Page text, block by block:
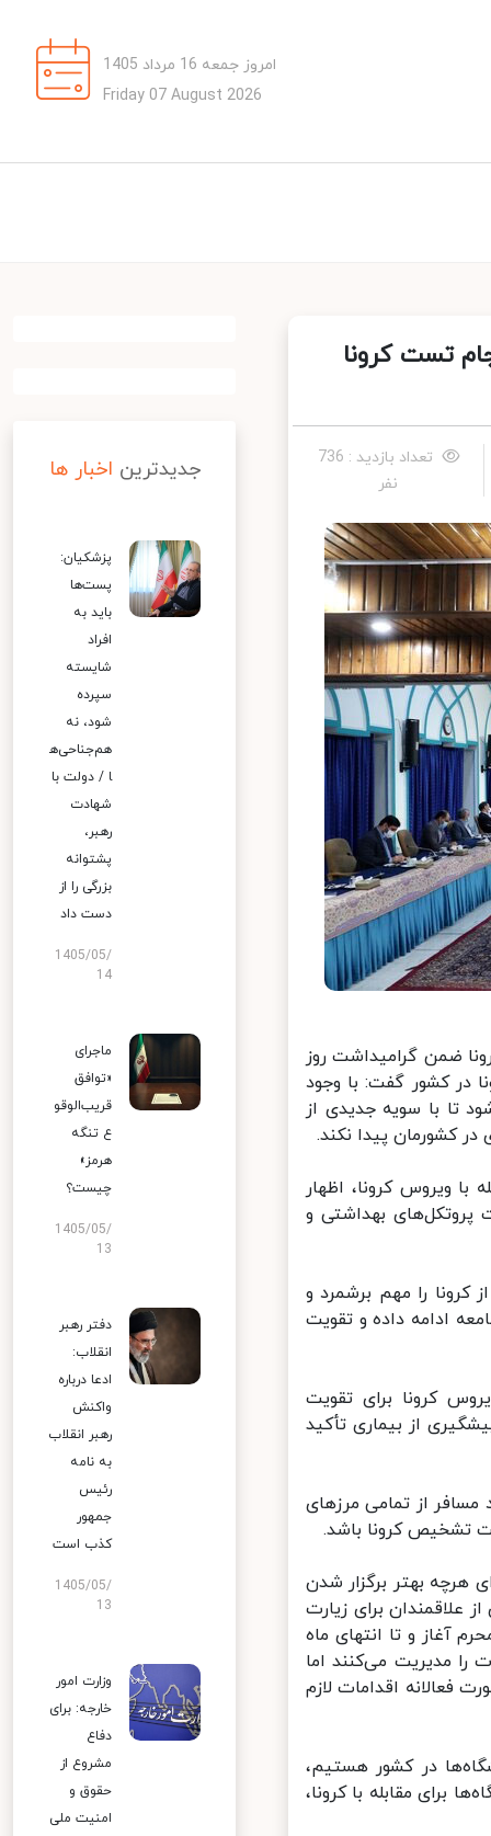
امروز جمعه 16 مرداد 1405
Friday 07 August 2026
تست کرونا
تعداد بازدید : 736
نفر
ضمن گرامیداشت روز
در کشور گفت: با وجود
تا با سویه جدیدی از
کشورمان پیدا نکند.
ویروس کرونا، اظهار
بهداشتی و
را مهم برشمرد و
ادامه داده و تقویت
کرونا برای تقویت
از بیماری تأکید
از تمامی مرزهای
تشخیص کرونا باشد.
بهتر برگزار شدن
برای زیارت
آغاز و تا انتهای ماه
مدیریت می‌کنند اما
فعالانه اقدامات لازم
در کشور هستیم،
مقابله با کرونا،
جدیدترین اخبار ها
پزشکیان:
پست‌ها
باید به
افراد
شایسته
سپرده
شود، نه
هم‌جناحی‌ه
ا / دولت با
شهادت
رهبر،
پشتوانه
بزرگی را از
دست داد
1405/05/
14
ماجرای
«توافق
قریب‌الوقو
ع تنگه
هرمز»
چیست؟
1405/05/
13
دفتر رهبر
انقلاب:
ادعا درباره
واکنش
رهبر انقلاب
به نامه
رئیس
جمهور
کذب است
1405/05/
13
وزارت امور
خارجه: برای
دفاع
مشروع از
حقوق و
امنیت ملی